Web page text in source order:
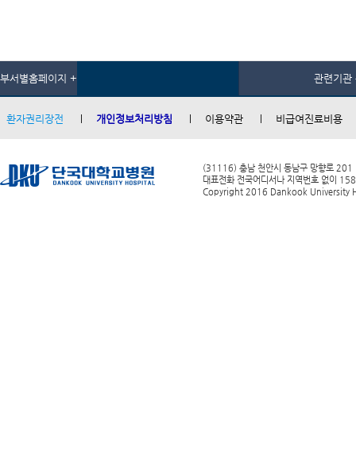
부서별홈페이지 + 관련기관
환자권리장전 개인정보처리방침 이용약관 비급여진료비용
(31116) 충남 천안시 동남구 망향로 201
대표전화 전국어디서나 지역번호 없이
Copyright 2016 Dankook University